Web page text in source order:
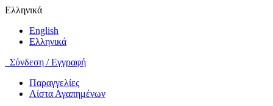
Ελληνικά
English
Ελληνικά
Σύνδεση / Εγγραφή
Παραγγελίες
Λίστα Αγαπημένων